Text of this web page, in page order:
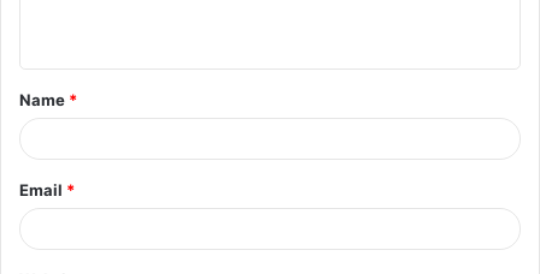
t
*
Name *
Email *